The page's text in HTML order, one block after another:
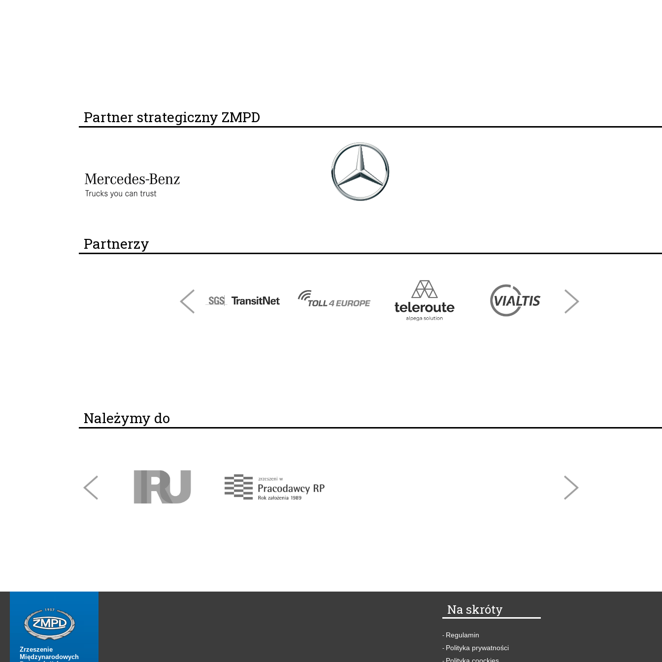
Partner strategiczny ZMPD
Partnerzy
Należymy do
Zrzeszenie
Międzynarodowych
Na skróty
- Regulamin
- Polityka prywatności
Polityka coockies